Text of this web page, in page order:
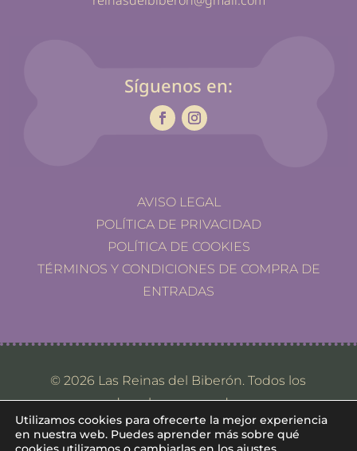
Síguenos en:
AVISO LEGAL
POLÍTICA DE PRIVACIDAD
POLÍTICA DE COOKIES
TÉRMINOS Y CONDICIONES DE COMPRA DE
ENTRADAS
© 2026 Las Reinas del Biberón. Todos los
derechos reservados.
Utilizamos cookies para ofrecerte la mejor experiencia
en nuestra web. Puedes aprender más sobre qué